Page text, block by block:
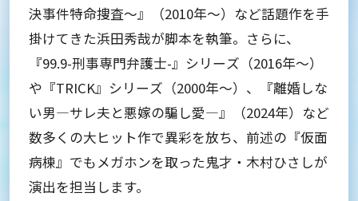
決事件特命捜査～』（2010年～）など話題作を手
掛けてきた浜田秀哉が脚本を執筆。さらに、
『99.9-刑事専門弁護士-』シリーズ（2016年～）
や『TRICK』シリーズ（2000年～）、『離婚しな
い男―サレ夫と悪嫁の騙し愛―』（2024年）など
数多くの大ヒット作で異彩を放ち、前述の『仮面
病棟』でもメガホンを取った鬼才・木村ひさしが
演出を担当します。